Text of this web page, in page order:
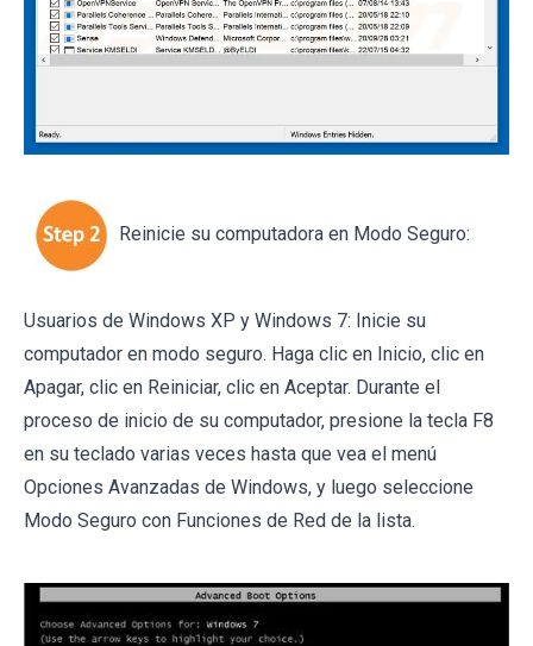
Reinicie su computadora en Modo Seguro:
Usuarios de Windows XP y Windows 7: Inicie su
computador en modo seguro. Haga clic en Inicio, clic en
Apagar, clic en Reiniciar, clic en Aceptar. Durante el
proceso de inicio de su computador, presione la tecla F8
en su teclado varias veces hasta que vea el menú
Opciones Avanzadas de Windows, y luego seleccione
Modo Seguro con Funciones de Red de la lista.